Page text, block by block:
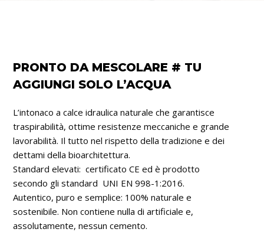
PRONTO DA MESCOLARE # TU
AGGIUNGI SOLO L’ACQUA
L’intonaco a calce idraulica naturale che garantisce
traspirabilità, ottime resistenze meccaniche e grande
lavorabilità. Il tutto nel rispetto della tradizione e dei
dettami della bioarchitettura.
Standard elevati: certificato CE ed è prodotto
secondo gli standard UNI EN 998-1:2016.
Autentico, puro e semplice: 100% naturale e
sostenibile. Non contiene nulla di artificiale e,
assolutamente, nessun cemento.